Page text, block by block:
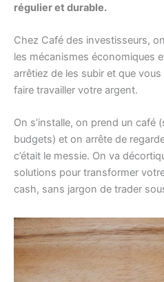
régulier et durable.
Chez Café des investisseurs,
les mécanismes économiques
arrêtiez de les subir et que
faire travailler votre argent.
On s’installe, on prend un café
budgets) et on arrête de
c’était le messie. On va
solutions pour transformer
cash, sans jargon de trader